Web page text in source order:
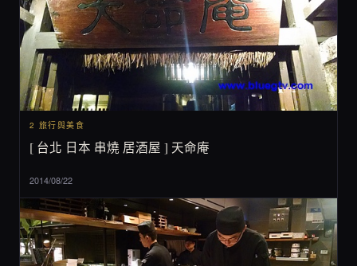
2 旅行與美食
[ 台北 日本 串燒 居酒屋 ] 天命庵
2014/08/22